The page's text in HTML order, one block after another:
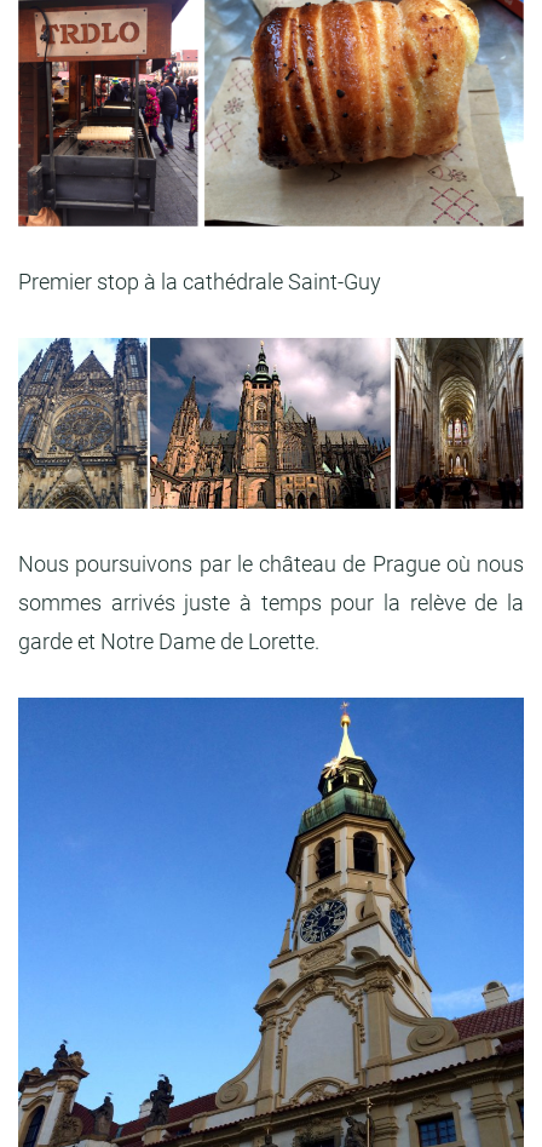
Premier stop à la cathédrale Saint-Guy
Nous poursuivons par le château de Prague où nous
sommes arrivés juste à temps pour la relève de la
garde et Notre Dame de Lorette.